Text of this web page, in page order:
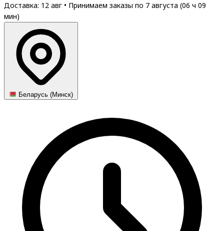
Доставка: 12 авг • Принимаем заказы по 7 августа (06 ч 09
мин)
Беларусь (Минск)